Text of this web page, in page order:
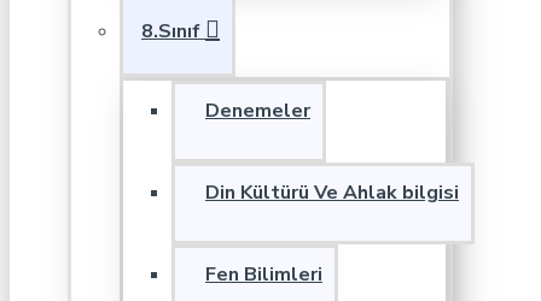
8.Sınıf
Denemeler
Din Kültürü Ve Ahlak bilgisi
Fen Bilimleri